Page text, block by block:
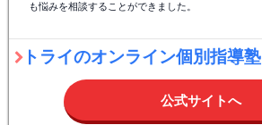
も悩みを相談することができました。
トライのオンライン個別指導塾
公式サイトへ